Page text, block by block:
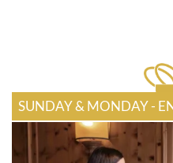
SUNDAY & MONDAY -